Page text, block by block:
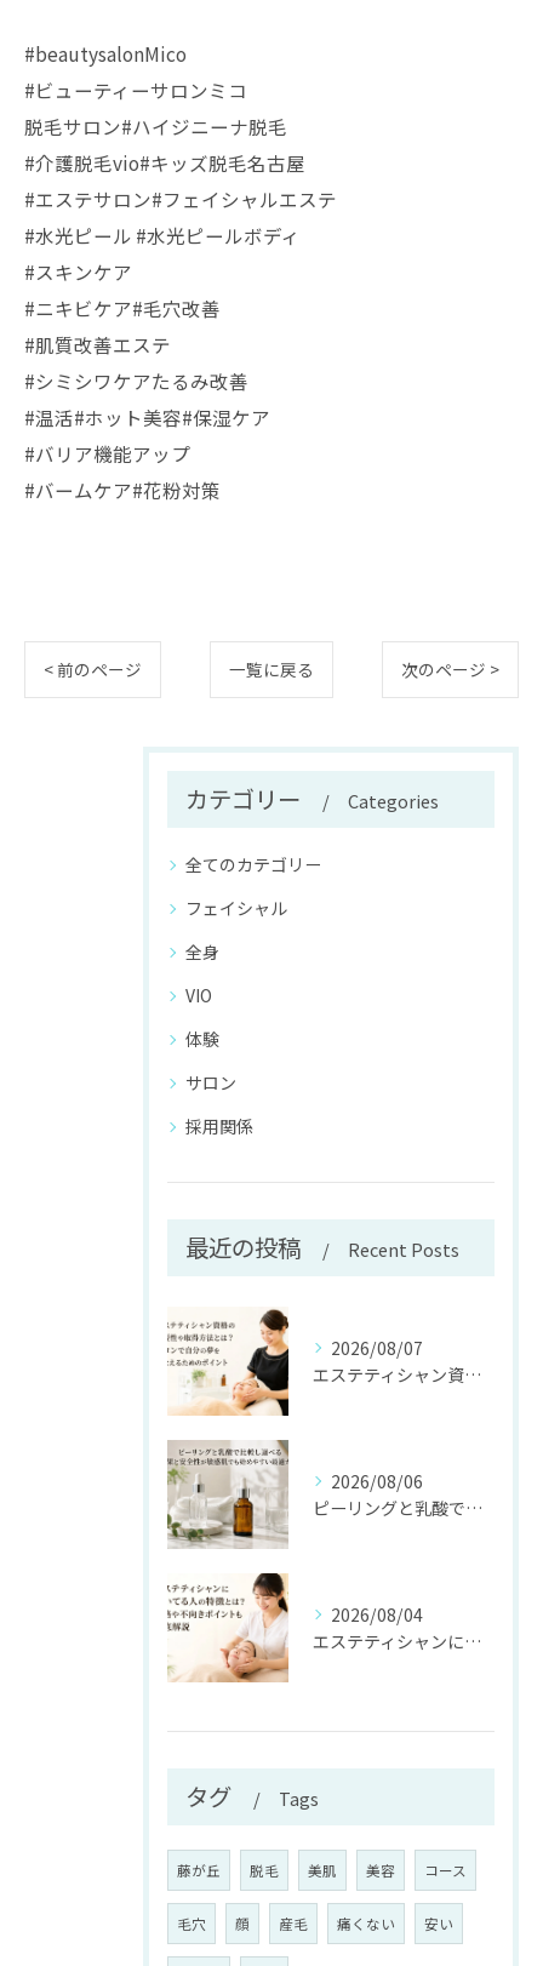
#beautysalonMico
#ビューティーサロンミコ
脱毛サロン#ハイジニーナ脱毛
#介護脱毛vio#キッズ脱毛名古屋
#エステサロン#フェイシャルエステ
#水光ピール #水光ピールボディ
#スキンケア
#ニキビケア#毛穴改善
#肌質改善エステ
#シミシワケアたるみ改善
#温活#ホット美容#保湿ケア
#バリア機能アップ
#バームケア#花粉対策
< 前のページ 一覧に戻る 次のページ >
カテゴリー Categories
全てのカテゴリー
フェイシャル
全身
VIO
体験
サロン
採用関係
最近の投稿 Recent Posts
2026/08/07
エステティシャン資格の必要性や取得方法とは？サロンで自分の夢をかなえるためのポイント
2026/08/06
ピーリングと乳酸で比較し選べる効果と安全性が敏感肌でも始めやすい最適ガイド
2026/08/04
エステティシャンに向いてる人の特徴とは？資格や不向きポイントも徹底解説
タグ Tags
藤が丘 脱毛 美肌 美容 コース
毛穴 顔 産毛 痛くない 安い